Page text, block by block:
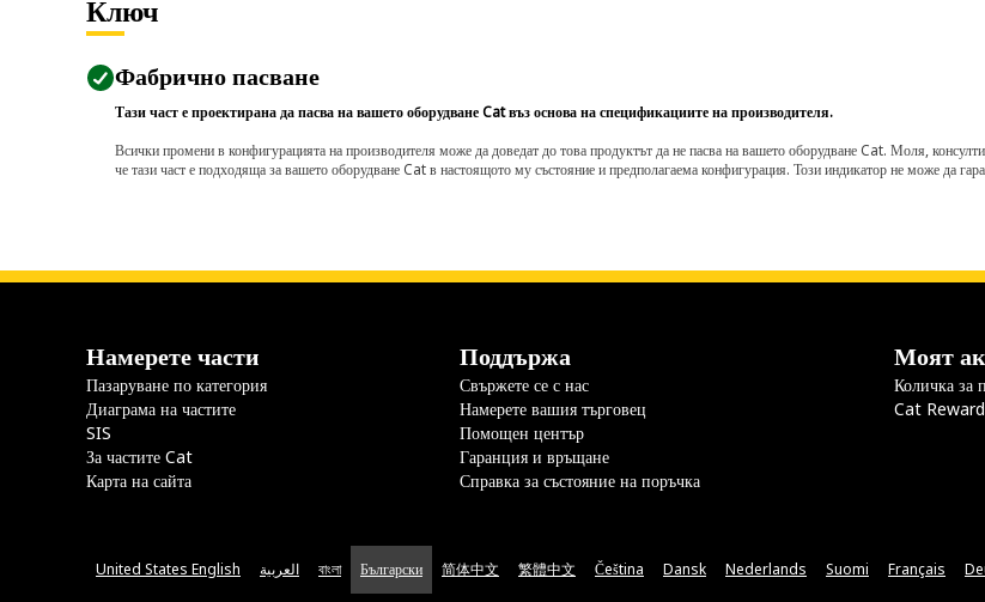
Ключ
Фабрично пасване
Тази част е проектирана да пасва на вашето оборудване Cat въз основа на спецификациите на производителя.
Всички промени в конфигурацията на производителя може да доведат до това продуктът да не пасва на вашето оборудване Cat. Моля,
че тази част е подходяща за вашето оборудване Cat в настоящото му състояние и предполагаема конфигурация. Този индикатор не може да
Намерете части
Пазаруване по категория
Диаграма на частите
SIS
За частите Cat
Карта на сайта
Поддържа
Свържете се с нас
Намерете вашия търговец
Помощен център
Гаранция и връщане
Справка за състояние на поръчка
Моят
Количка за
Cat
United States English العربية বাংলা Български 简体中文 繁體中文 Čeština Dansk Nederlands Suomi Français